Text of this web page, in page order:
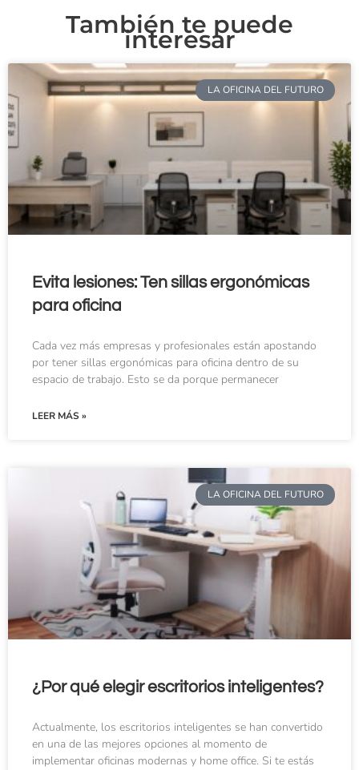
También te puede
interesar
LA OFICINA DEL FUTURO
Evita lesiones: Ten sillas ergonómicas
para oficina
Cada vez más empresas y profesionales están apostando
por tener sillas ergonómicas para oficina dentro de su
espacio de trabajo. Esto se da porque permanecer
LEER MÁS »
LA OFICINA DEL FUTURO
¿Por qué elegir escritorios inteligentes?
Actualmente, los escritorios inteligentes se han convertido
en una de las mejores opciones al momento de
implementar oficinas modernas y home office. Si te estás